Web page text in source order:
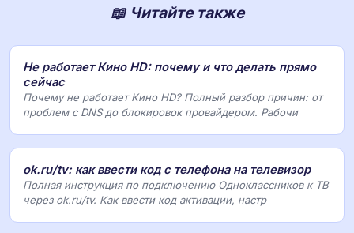
📖 Читайте также
Не работает Кино HD: почему и что делать прямо
сейчас
Почему не работает Кино HD? Полный разбор причин: от
проблем с DNS до блокировок провайдером. Рабочи
ok.ru/tv: как ввести код с телефона на телевизор
Полная инструкция по подключению Одноклассников к ТВ
через ok.ru/tv. Как ввести код активации, настр